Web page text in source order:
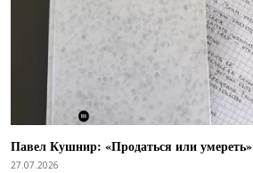
Павел Кушнир: «Продаться или умереть»
27.07.2026